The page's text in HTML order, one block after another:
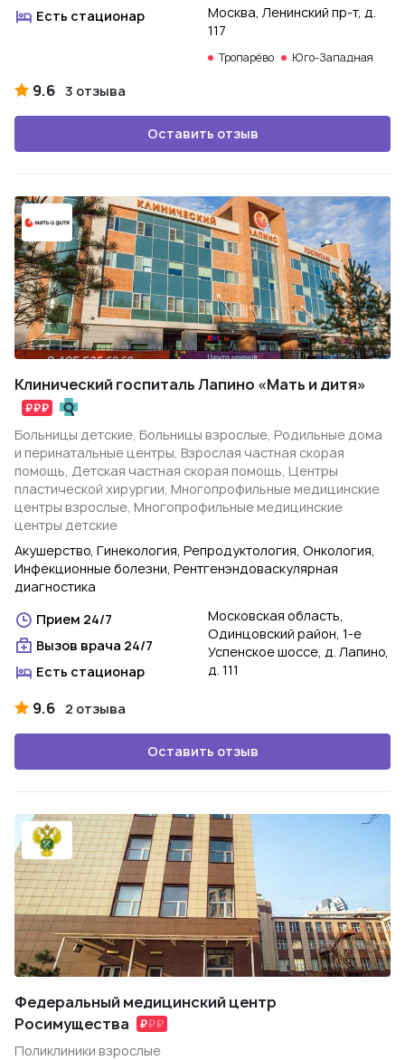
Есть стационар
Москва, Ленинский пр-т, д.
117
Тропарёво Юго-Западная
9.6 3 отзыва
Оставить отзыв
Клинический госпиталь Лапино «Мать и дитя»
Больницы детские, Больницы взрослые, Родильные дома
и перинатальные центры, Взрослая частная скорая
помощь, Детская частная скорая помощь, Центры
пластической хирургии, Многопрофильные медицинские
центры взрослые, Многопрофильные медицинские
центры детские
Акушерство, Гинекология, Репродуктология, Онкология,
Инфекционные болезни, Рентгенэндоваскулярная
диагностика
Прием 24/7
Вызов врача 24/7
Есть стационар
Московская область,
Одинцовский район, 1-е
Успенское шоссе, д. Лапино,
д. 111
9.6 2 отзыва
Оставить отзыв
Федеральный медицинский центр
Росимущества
Поликлиники взрослые